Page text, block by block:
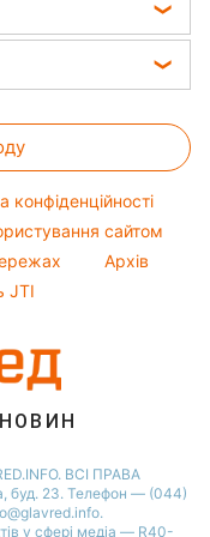
конфіденційності
сайтом
Архів
JTI
ВСІ ПРАВА
буд. 23. Телефон — (044)
у сфері медіа — R40-